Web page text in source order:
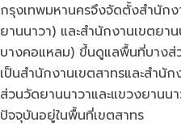
กรุงเทพมหานครจึงจัดตั้งสำนัก
ยานนาวา) และสำนักงานเขตยา
บางคอแหลม) ขึ้นดูแลพื้นที่บางส่
เป็นสำนักงานเขตสาทรและสำนั
ส่วนวัดยานนาวาและแขวงยานน
ปัจจุบันอยู่ในพื้นที่เขตสาทร